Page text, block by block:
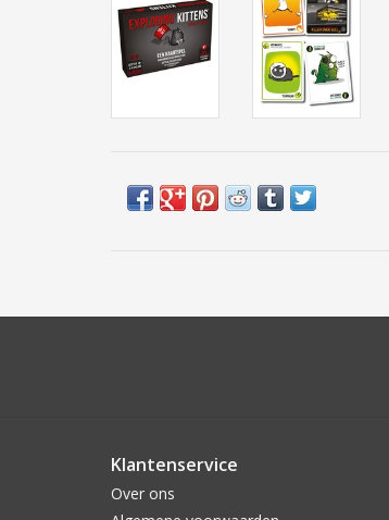
Klantenservice
Over ons